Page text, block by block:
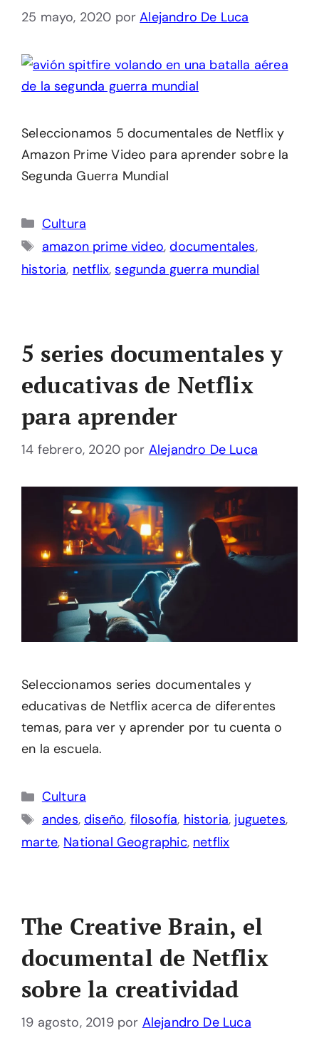
25 mayo, 2020 porAlejandro De Luca
Seleccionamos 5 documentales de Netflix y
Amazon Prime Video para aprender sobre la
Segunda Guerra Mundial
Categorías
Cultura
Etiquetas
amazon prime video,documentales,
historia, netflix,segunda guerra mundial
5 series documentales y
educativas de Netflix
para aprender
14 febrero, 2020 por Alejandro De Luca
Seleccionamos series documentales y
educativas de Netflix acerca de diferentes
temas, para ver y aprender por tu cuenta o
en la escuela.
Categorías
Cultura
Etiquetas
andes,diseño, filosofía, historia, juguetes,
marte, National Geographic, netflix
The Creative Brain, el
documental de Netflix
sobre la creatividad
19 agosto, 2019 por Alejandro De Luca